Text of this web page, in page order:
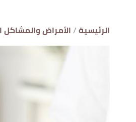
الرئيسية الأمراض والمشاكل